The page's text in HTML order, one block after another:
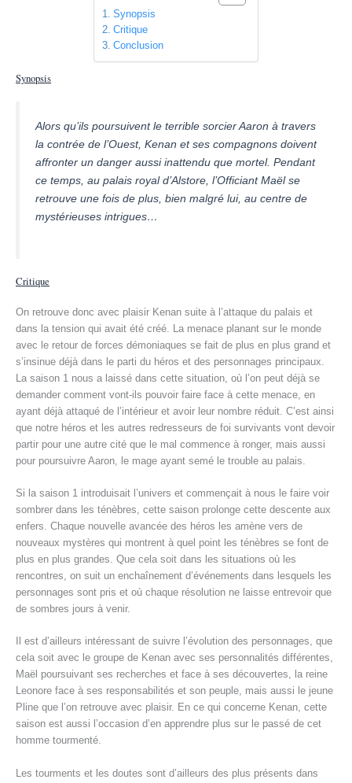
Synopsis
Critique
Conclusion
Synopsis
Alors qu’ils poursuivent le terrible sorcier Aaron à travers
la contrée de l’Ouest, Kenan et ses compagnons doivent
affronter un danger aussi inattendu que mortel. Pendant
ce temps, au palais royal d’Alstore, l’Officiant Maël se
retrouve une fois de plus, bien malgré lui, au centre de
mystérieuses intrigues…
Critique
On retrouve donc avec plaisir Kenan suite à l’attaque du palais et
dans la tension qui avait été créé. La menace planant sur le monde
avec le retour de forces démoniaques se fait de plus en plus grand et
s’insinue déjà dans le parti du héros et des personnages principaux.
La saison 1 nous a laissé dans cette situation, où l’on peut déjà se
demander comment vont-ils pouvoir faire face à cette menace, en
ayant déjà attaqué de l’intérieur et avoir leur nombre réduit. C’est ainsi
que notre héros et les autres redresseurs de foi survivants vont devoir
partir pour une autre cité que le mal commence à ronger, mais aussi
pour poursuivre Aaron, le mage ayant semé le trouble au palais.
Si la saison 1 introduisait l’univers et commençait à nous le faire voir
sombrer dans les ténèbres, cette saison prolonge cette descente aux
enfers. Chaque nouvelle avancée des héros les amène vers de
nouveaux mystères qui montrent à quel point les ténèbres se font de
plus en plus grandes. Que cela soit dans les situations où les
rencontres, on suit un enchaînement d’événements dans lesquels les
personnages sont pris et où chaque résolution ne laisse entrevoir que
de sombres jours à venir.
Il est d’ailleurs intéressant de suivre l’évolution des personnages, que
cela soit avec le groupe de Kenan avec ses personnalités différentes,
Maël poursuivant ses recherches et face à ses découvertes, la reine
Leonore face à ses responsabilités et son peuple, mais aussi le jeune
Pline que l’on retrouve avec plaisir. En ce qui concerne Kenan, cette
saison est aussi l’occasion d’en apprendre plus sur le passé de cet
homme tourmenté.
Les tourments et les doutes sont d’ailleurs des plus présents dans